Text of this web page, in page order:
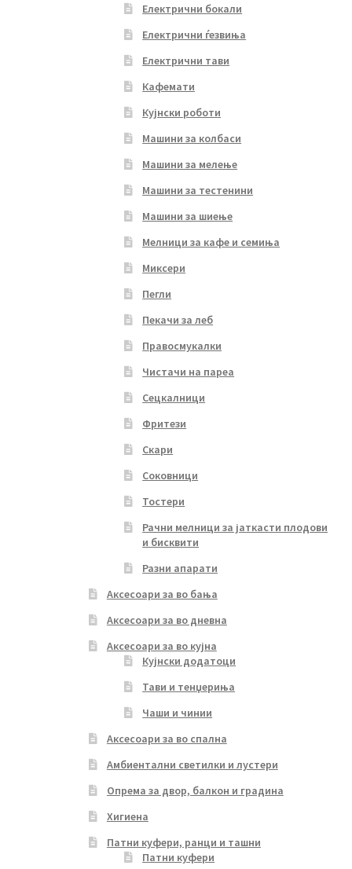
Електрични бокали
Електрични ѓезвиња
Електрични тави
Кафемати
Кујнски роботи
Машини за колбаси
Машини за мелење
Машини за тестенини
Машини за шиење
Мелници за кафе и семиња
Миксери
Пегли
Пекачи за леб
Правосмукалки
Чистачи на пареа
Сецкалници
Фритези
Скари
Соковници
Тостери
Рачни мелници за јаткасти плодови
и бисквити
Разни апарати
Аксесоари за во бања
Аксесоари за во дневна
Аксесоари за во кујна
Кујнски додатоци
Тави и тенџериња
Чаши и чинии
Аксесоари за во спална
Амбиентални светилки и лустери
Опрема за двор, балкон и градина
Хигиена
Патни куфери, ранци и ташни
Патни куфери